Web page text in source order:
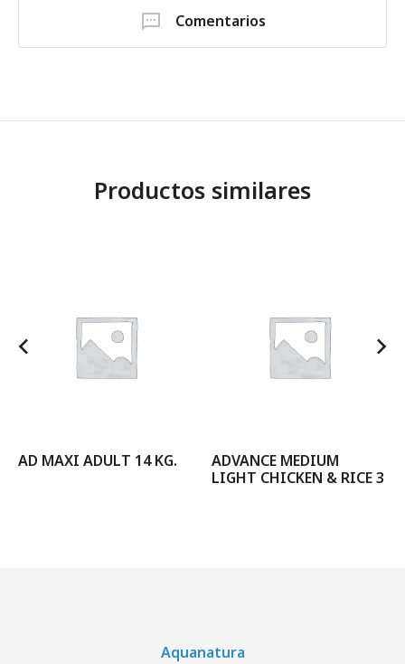
Comentarios
Productos similares
AD MAXI ADULT 14 KG.
ADVANCE MEDIUM
LIGHT CHICKEN & RICE 3
Aquanatura